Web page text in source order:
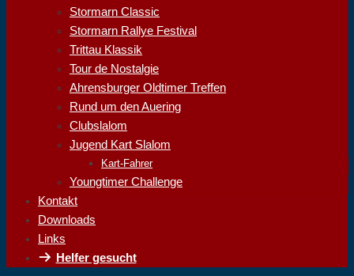
Stormarn Classic
Stormarn Rallye Festival
Trittau Klassik
Tour de Nostalgie
Ahrensburger Oldtimer Treffen
Rund um den Auering
Clubslalom
Jugend Kart Slalom
Kart-Fahrer
Youngtimer Challenge
Kontakt
Downloads
Links
Helfer gesucht